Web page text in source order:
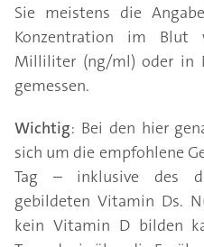
Sie meistens die
Konzentration im
Milliliter (ng/ml) oder in
gemessen.
Wichtig: Bei den hier
sich um die empfohlene
Tag – inklusive des
gebildeten Vitamin Ds.
kein Vitamin D bilden